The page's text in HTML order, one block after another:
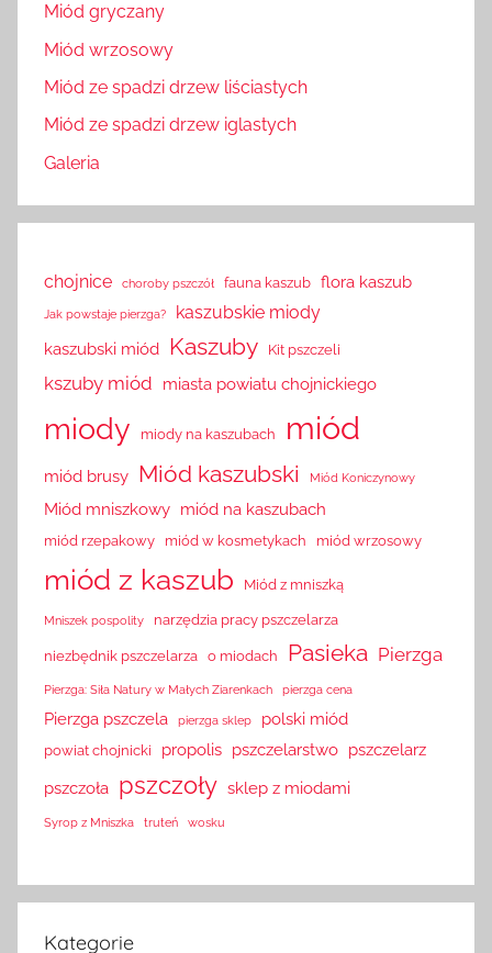
Miód gryczany
Miód wrzosowy
Miód ze spadzi drzew liściastych
Miód ze spadzi drzew iglastych
Galeria
chojnice choroby pszczół fauna kaszub flora kaszub
Jak powstaje pierzga? kaszubskie miody
kaszubski miód Kaszuby Kit pszczeli
kszuby miód miasta powiatu chojnickiego
miody miody na kaszubach miód
miód brusy Miód kaszubski Miód Koniczynowy
Miód mniszkowy miód na kaszubach
miód rzepakowy miód w kosmetykach miód wrzosowy
miód z kaszub Miód z mniszką
Mniszek pospolity narzędzia pracy pszczelarza
niezbędnik pszczelarza o miodach Pasieka Pierzga
Pierzga: Siła Natury w Małych Ziarenkach pierzga cena
Pierzga pszczela pierzga sklep polski miód
powiat chojnicki propolis pszczelarstwo pszczelarz
pszczoła pszczoły sklep z miodami
Syrop z Mniszka truteń wosku
Kategorie